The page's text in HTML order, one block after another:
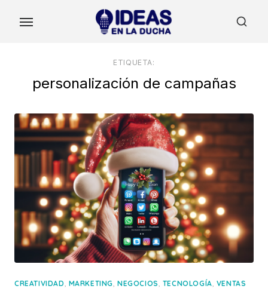
ETIQUETA:
personalización de campañas
CREATIVIDAD, MARKETING,NEGOCIOS, TECNOLOGÍA, VENTAS